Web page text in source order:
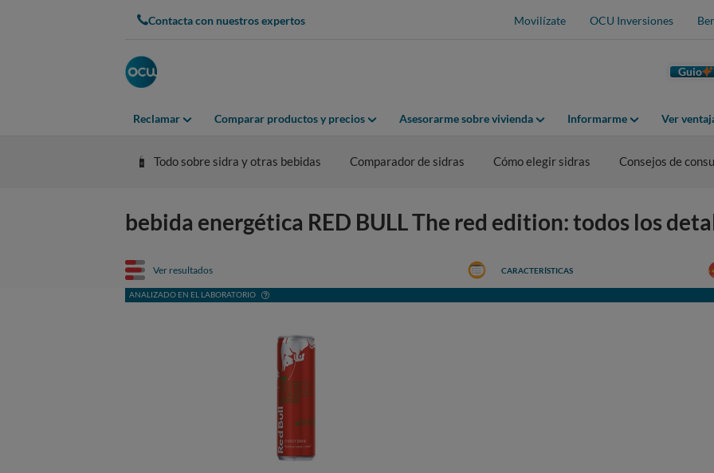
Contacta con nuestros expertos Movilízate OCU Inversiones
Guio
Reclamar Comparar productos y precios Asesorarme sobre vivienda Informarme Ver
Todo sobre sidra y otras bebidas Comparador de sidras Cómo elegir sidras Consejos de
bebida energética RED BULL The red edition: todos los
Ver resultados
ANALIZADO EN EL LABORATORIO
CARACTERÍSTICAS